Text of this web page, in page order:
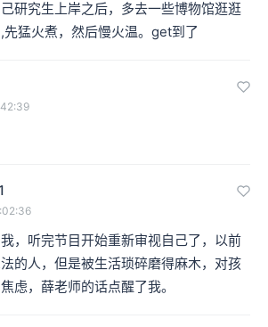
研究生上岸之后，多去一些博物馆逛逛
先猛火煮，然后慢火温。get到了
，听完节目开始重新审视自己了，以前
的人，但是被生活琐碎磨得麻木，对孩
虑，薛老师的话点醒了我。